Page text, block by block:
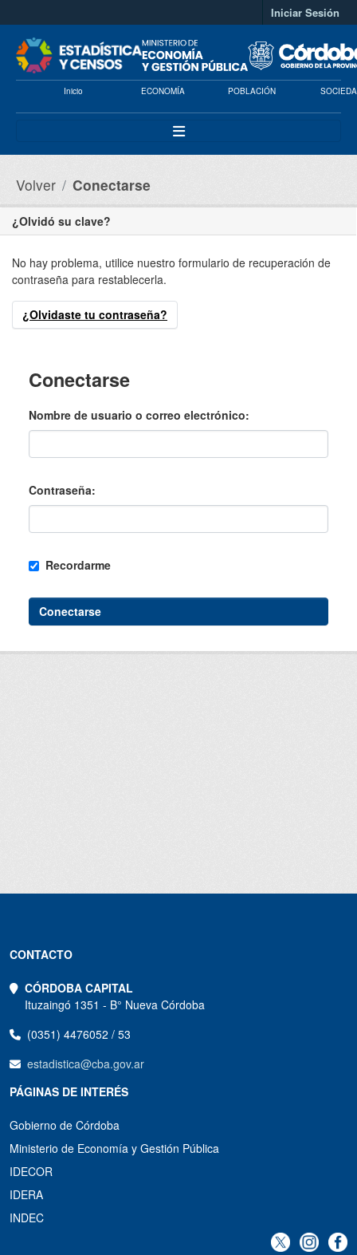
Iniciar Sesión
Inicio ECONOMÍA POBLACIÓN
Volver Conectarse
¿Olvidó su clave?
No hay problema, utilice nuestro formulario de recuperación de
contraseña para restablecerla.
¿Olvidaste tu contraseña?
Conectarse
Nombre de usuario o correo electrónico
Contraseña
Recordarme
Conectarse
CONTACTO
CÓRDOBA CAPITAL
Ituzaingó 1351 - B° Nueva Córdoba
(0351) 4476052 / 53
estadistica@cba.gov.ar
PÁGINAS DE INTERÉS
Gobierno de Córdoba
Ministerio de Economía y Gestión Pública
IDECOR
IDERA
INDEC